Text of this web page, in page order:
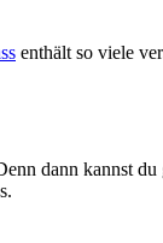
enthält so viele
dann kannst